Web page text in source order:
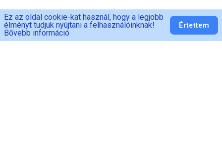
Ez az oldal cookie-kat használ, hogy a legjobb
élményt tudjuk nyújtani a felhasználóinknak!
Bővebb információ
Értettem